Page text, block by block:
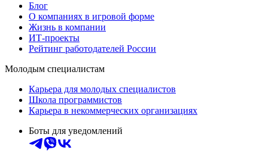
Блог
О компаниях в игровой форме
Жизнь в компании
ИТ-проекты
Рейтинг работодателей России
Молодым специалистам
Карьера для молодых специалистов
Школа программистов
Карьера в некоммерческих организациях
Боты для уведомлений